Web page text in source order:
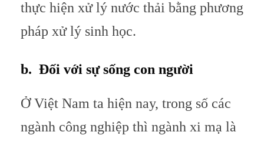
thực hiện xử lý nước thải bằng phương
pháp xử lý sinh học.
b. Đối với sự sống con người
Ở Việt Nam ta hiện nay, trong số các
ngành công nghiệp thì ngành xi mạ là